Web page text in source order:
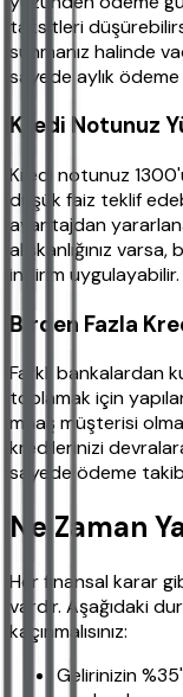
taksitleri
sunmanız halinde
sayede aylık
Kredi Notunuz
Kredi notunuz
düşük faiz teklif
avantajdan
alışkanlığınız
indirim uygulayabilir.
Birden Fazla
Farklı bankalardan
toplamak için
maaş müşterisi
kredilerinizi
sayede ödeme
Ne Zaman
Her finansal karar
vardır. Aşağıdaki
kaçınmalısınız:
Gelirinizin